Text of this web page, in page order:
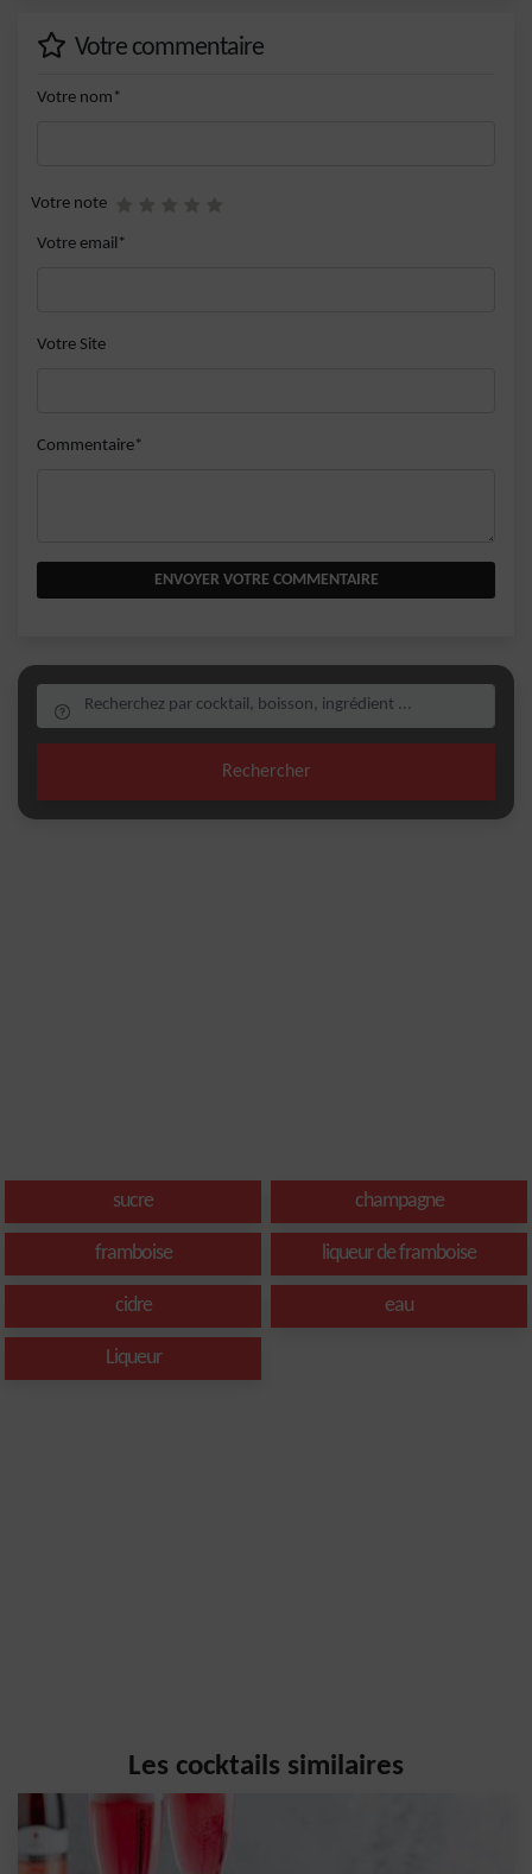
Votre commentaire
Votre nom*
Votre note
Votre email*
Votre Site
Commentaire*
ENVOYER VOTRE COMMENTAIRE
Rechercher
sucre champagne
framboise liqueur de framboise
cidre eau
Liqueur
Les cocktails similaires